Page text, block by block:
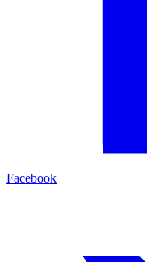
Facebook